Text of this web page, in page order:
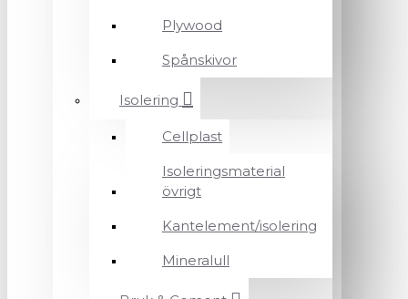
Plywood
Spånskivor
Isolering
Cellplast
Isoleringsmaterial
övrigt
Kantelement/isolering
Mineralull